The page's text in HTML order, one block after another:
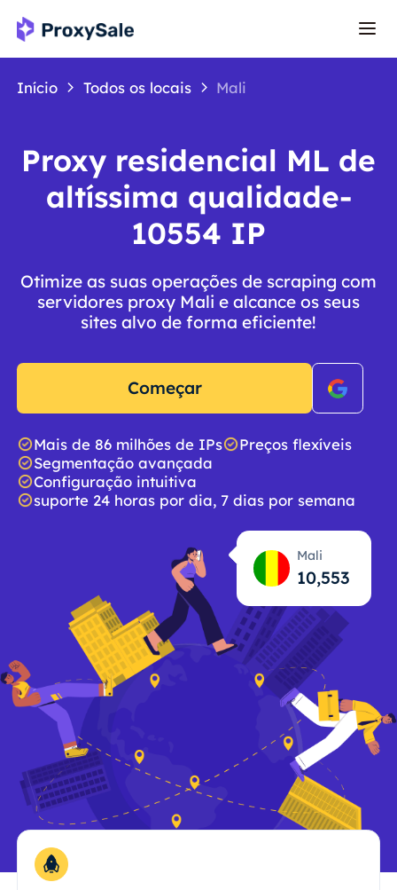
Início Todos os locais Mali
Proxy residencial ML de
altíssima qualidade-
10554 IP
Otimize as suas operações de scraping com
servidores proxy Mali e alcance os seus
sites alvo de forma eficiente!
Começar
Mais de 86 milhões de IPs
Preços flexíveis
Segmentação avançada
Configuração intuitiva
suporte 24 horas por dia, 7 dias por semana
Mali
10,554